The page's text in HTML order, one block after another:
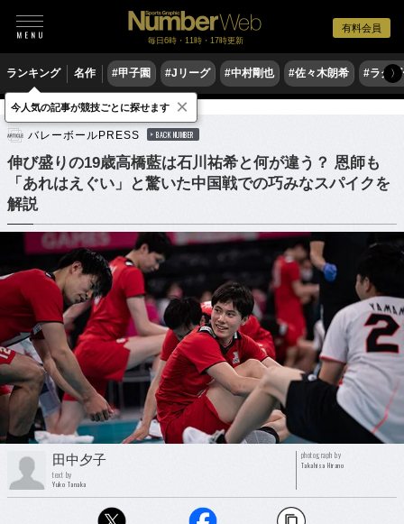
有料会員
毎日6時・11時・17時更新
ランキング 名作 #甲子園 #Jリーグ #中村剛也 #佐々木朗希 #ラグ〉
バレーボール バレーボール日本代表
バレーボールPRESS BACK NUMBER
伸び盛りの19歳高橋藍は石川祐希と何が違う？ 恩師も
「あれはえぐい」と驚いた中国戦での巧みなスパイクを
解説
田中夕子
text by
Yuko Tanaka
photograph by
Takahisa Hirano
今人気の記事が競技ごとに探せます ×